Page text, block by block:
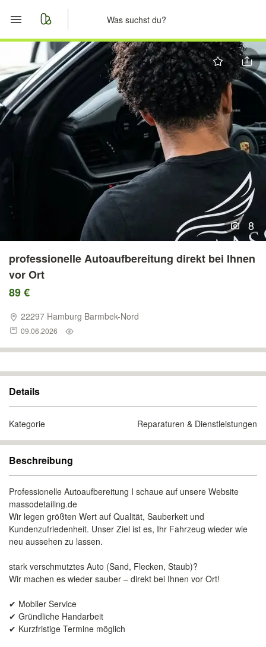
Start
Merkliste
Nachrichten
Anzeige aufgeben
8
professionelle Autoaufbereitung direkt bei Ihnen
vor Ort
89 €
22297 Hamburg Barmbek-Nord
09.06.2026
Details
Kategorie Reparaturen & Dienstleistungen
Beschreibung
Professionelle Autoaufbereitung I schaue auf unsere Website
massodetailing.de
Wir legen größten Wert auf Qualität, Sauberkeit und
Kundenzufriedenheit. Unser Ziel ist es, Ihr Fahrzeug wieder wie
neu aussehen zu lassen.
stark verschmutztes Auto (Sand, Flecken, Staub)?
Wir machen es wieder sauber – direkt bei Ihnen vor Ort!
✔ Mobiler Service
✔ Gründliche Handarbeit
✔ Kurzfristige Termine möglich